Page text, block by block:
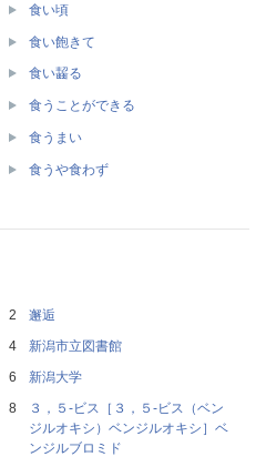
食い頃
食い飽きて
食い齧る
食うことができる
食うまい
食うや食わず
邂逅
新潟市立図書館
新潟大学
３，５‐ビス［３，５‐ビス（ベン
ジルオキシ）ベンジルオキシ］ベ
ンジルブロミド